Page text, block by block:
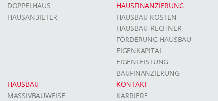
DOPPELHAUS
HAUSANBIETER
HAUSFINANZIERUNG
HAUSBAU KOSTEN
HAUSBAU-RECHNER
FÖRDERUNG HAUSBAU
EIGENKAPITAL
EIGENLEISTUNG
BAUFINANZIERUNG
HAUSBAU
MASSIVBAUWEISE
KONTAKT
KARRIERE